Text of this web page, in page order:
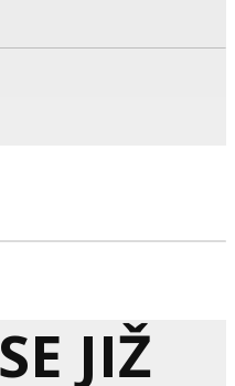
JIŽ